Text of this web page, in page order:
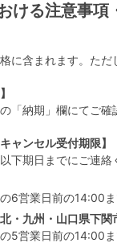
ける注意事項
に含まれます。ただ
「納期」欄にてご
ャンセル受付期限】
下期日までにご連
6営業日前の14:00
・九州・山口県下関
5営業日前の14:00